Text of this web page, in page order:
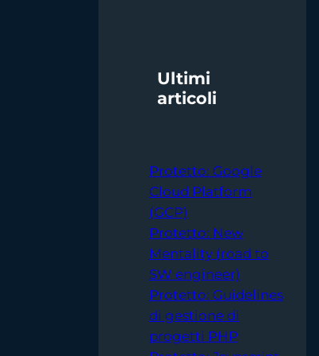
Ultimi
articoli
Protetto: Google
Cloud Platform
(GCP)
Protetto: New
Mentality (road to
SW engineer)
Protetto: Guidelines
di gestione di
progetti PHP